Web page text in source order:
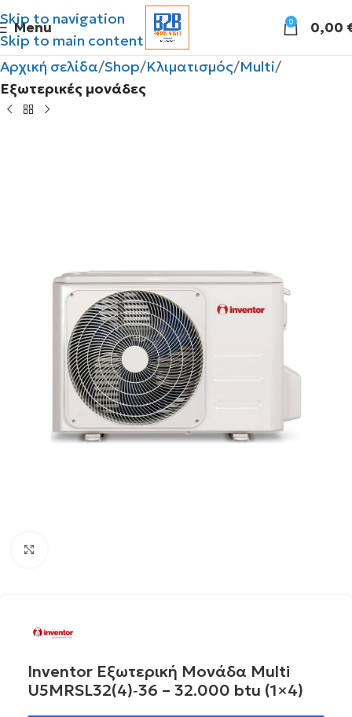
Skip to navigation
Skip to main content
Menu 0 0,00
Αρχική σελίδα Shop Κλιματισμός Multi
Εξωτερικές μονάδες
Ιnventor Εξωτερική Μονάδα Multi
U5MRSL32(4)‐36 – 32.000 btu (1×4)